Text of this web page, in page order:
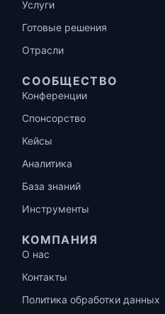
Услуги
Готовые решения
Отрасли
СООБЩЕСТВО
Конференции
Спонсорство
Кейсы
Аналитика
База знаний
Инструменты
КОМПАНИЯ
О нас
Контакты
Политика обработки данных